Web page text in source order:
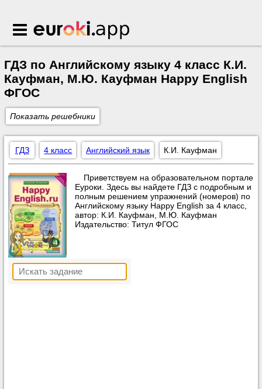
Euroki.app
ГДЗ по Английскому языку 4 класс К.И.
Кауфман, М.Ю. Кауфман Happy English
ФГОС
Показать решебники
ГДЗ 4 класс Английский язык К.И. Кауфман
Приветствуем на образовательном портале
Еуроки. Здесь вы найдете ГДЗ с подробным и
полным решением упражнений (номеров) по
Английскому языку Happy English за 4 класс,
автор: К.И. Кауфман, М.Ю. Кауфман
Издательство: Титул ФГОС